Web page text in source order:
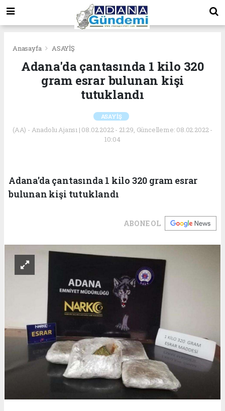
Anasayfa ASAYİŞ
Adana'da çantasında 1 kilo 320
gram esrar bulunan kişi
tutuklandı
ASAYİŞ
(AA) - Anadolu Ajansı | 08.02.2022 - 21:29, Güncelleme: 08.02.2022 -
10:04
Adana'da çantasında 1 kilo 320 gram esrar
bulunan kişi tutuklandı
ABONE OL